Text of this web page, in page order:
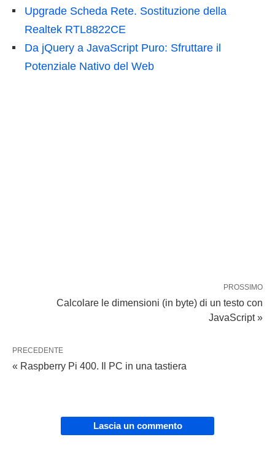
Upgrade Scheda Rete. Sostituzione della
Realtek RTL8822CE
Da jQuery a JavaScript Puro: Sfruttare il
Potenziale Nativo del Web
PROSSIMO
Calcolare le dimensioni (in byte) di un testo con
JavaScript »
PRECEDENTE
« Raspberry Pi 400. Il PC in una tastiera
Lascia un commento